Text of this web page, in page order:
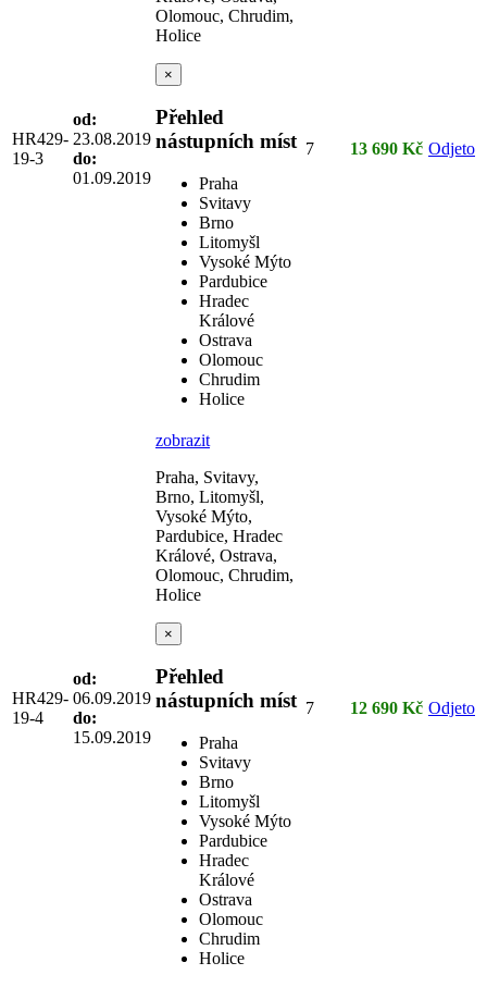
HR429-
19-3
od:
23.08.2019
do:
01.09.2019
Olomouc, Chrudim,
Holice
×
Přehled
nástupních míst
Praha
Svitavy
Brno
Litomyšl
Vysoké Mýto
Pardubice
Hradec
Králové
Ostrava
Olomouc
Chrudim
Holice
7 13 690 Kč Odjeto
HR429-
19-4
od:
06.09.2019
do:
15.09.2019
zobrazit
Praha, Svitavy,
Brno, Litomyšl,
Vysoké Mýto,
Pardubice, Hradec
Králové, Ostrava,
Olomouc, Chrudim,
Holice
×
Přehled
nástupních míst
Praha
Svitavy
Brno
Litomyšl
Vysoké Mýto
Pardubice
Hradec
Králové
Ostrava
Olomouc
Chrudim
Holice
7 12 690 Kč Odjeto